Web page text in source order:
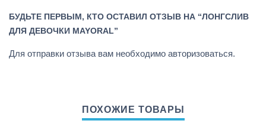
БУДЬТЕ ПЕРВЫМ, КТО ОСТАВИЛ ОТЗЫВ НА “ЛОНГСЛИВ
ДЛЯ ДЕВОЧКИ MAYORAL”
Для отправки отзыва вам необходимо авторизоваться.
ПОХОЖИЕ ТОВАРЫ